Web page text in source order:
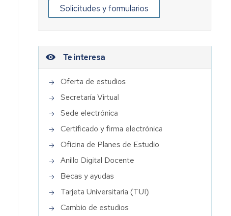
Solicitudes y formularios
Te interesa
Oferta de estudios
Secretaría Virtual
Sede electrónica
Certificado y firma electrónica
Oficina de Planes de Estudio
Anillo Digital Docente
Becas y ayudas
Tarjeta Universitaria (TUI)
Cambio de estudios